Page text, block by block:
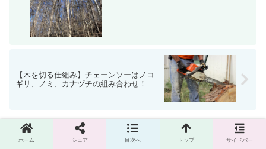
【木を切る仕組み】チェーンソーはノコ
ギリ、ノミ、カナヅチの組み合わせ！
コメント
ホーム シェア 目次へ トップ サイドバー